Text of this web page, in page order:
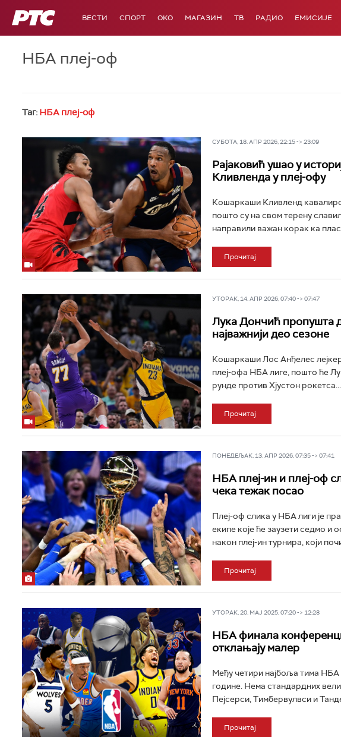
РТС ВЕСТИ СПОРТ OKO МАГАЗИН ТВ РАДИО ЕМИСИЈЕ
НБА плеј-оф
Таг: НБА плеј-оф
СУБОТА, 18. АПР 2026, 22:15 -> 23:09
Рајаковић ушао у
Кливленда у плеј-офу
Кошаркаши Кливленд
пошто су на свом терену
направили важан корак ка
Прочитај
УТОРАК, 14. АПР 2026, 07:40 -> 07:47
Лука Дончић пропушта
најважнији део сезоне
Кошаркаши Лос Анђелес
плеј-офа НБА лиге, пошто ће
рунде против Хјустон рокетса...
Прочитај
ПОНЕДЕЉАК, 13. АПР 2026, 07:35 -> 07:41
НБА плеј-ин и плеј-оф
чека тежак посао
Плеј-оф слика у НБА лиги је
екипе које ће заузети седмо и
након плеј-ин турнира, који
Прочитај
УТОРАК, 20. МАЈ 2025, 07:20 -> 12:28
НБА финала
отклањају малер
Међу четири најбоља тима НБА
године. Нема стандардних
Пејсерси, Тимбервулвси и
Прочитај